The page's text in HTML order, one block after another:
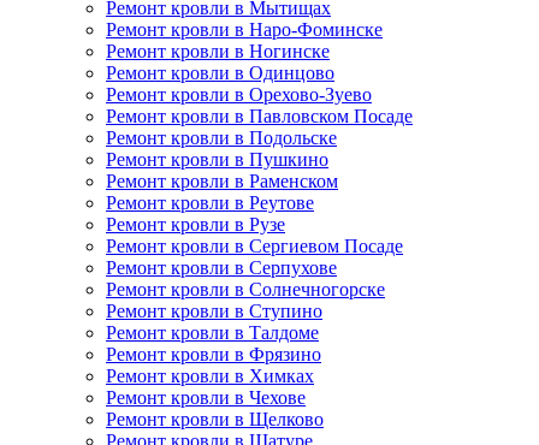
Ремонт кровли в Мытищах
Ремонт кровли в Наро-Фоминске
Ремонт кровли в Ногинске
Ремонт кровли в Одинцово
Ремонт кровли в Орехово-Зуево
Ремонт кровли в Павловском Посаде
Ремонт кровли в Подольске
Ремонт кровли в Пушкино
Ремонт кровли в Раменском
Ремонт кровли в Реутове
Ремонт кровли в Рузе
Ремонт кровли в Сергиевом Посаде
Ремонт кровли в Серпухове
Ремонт кровли в Солнечногорске
Ремонт кровли в Ступино
Ремонт кровли в Талдоме
Ремонт кровли в Фрязино
Ремонт кровли в Химках
Ремонт кровли в Чехове
Ремонт кровли в Щелково
Ремонт кровли в Шатуре